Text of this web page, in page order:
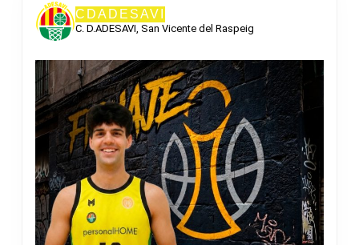
CDADESAVI
C. D.ADESAVI, San Vicente del Raspeig